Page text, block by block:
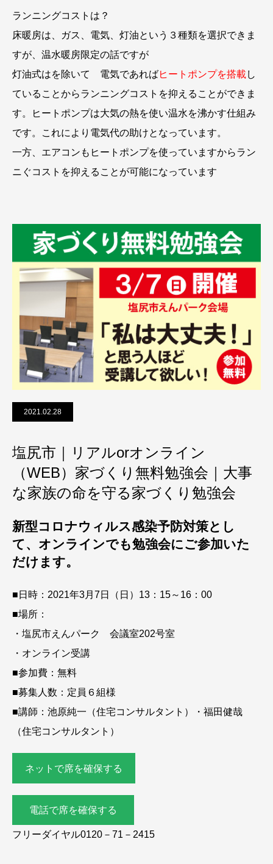
ランニングコストは？
床暖房は、ガス、電気、灯油という３種類を選択できま
すが、温水暖房限定の話ですが
灯油式はを除いて 電気であればヒートポンプを搭載し
ていることからランニングコストを抑えることができま
す。ヒートポンプは大気の熱を使い温水を沸かす仕組み
です。これにより電気代の助けとなっています。
一方、エアコンもヒートポンプを使っていますからラン
ニぐコストを抑えることが可能になっています
2021.02.28
塩尻市｜リアルorオンライン
（WEB）家づくり無料勉強会｜大事
な家族の命を守る家づくり勉強会
新型コロナウィルス感染予防対策とし
て、オンラインでも勉強会にご参加いた
だけます。
■日時：2021年3月7日（日）13：15～16：00
■場所：
・塩尻市えんパーク 会議室202号室
・オンライン受講
■参加費：無料
■募集人数：定員６組様
■講師：池原純一（住宅コンサルタント）・福田健哉
（住宅コンサルタント）
ネットで席を確保する
電話で席を確保する
フリーダイヤル0120－71－2415